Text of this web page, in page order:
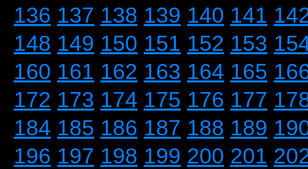
136 137 138 139 140 141
148 149 150 151 152 153
160 161 162 163 164 165
172 173 174 175 176 177
184 185 186 187 188 189
196 197 198 199 200 201